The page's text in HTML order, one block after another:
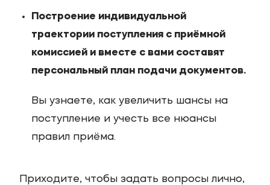
Построение индивидуальной
траектории поступления с приёмной
комиссией и вместе с вами составят
персональный план подачи документов.
Вы узнаете, как увеличить шансы на
поступление и учесть все нюансы
правил приёма.
Приходите, чтобы задать вопросы лично,